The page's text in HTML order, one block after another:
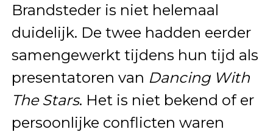
Brandsteder is niet helemaal
duidelijk. De twee hadden eerder
samengewerkt tijdens hun tijd als
presentatoren van Dancing With
The Stars. Het is niet bekend of er
persoonlijke conflicten waren